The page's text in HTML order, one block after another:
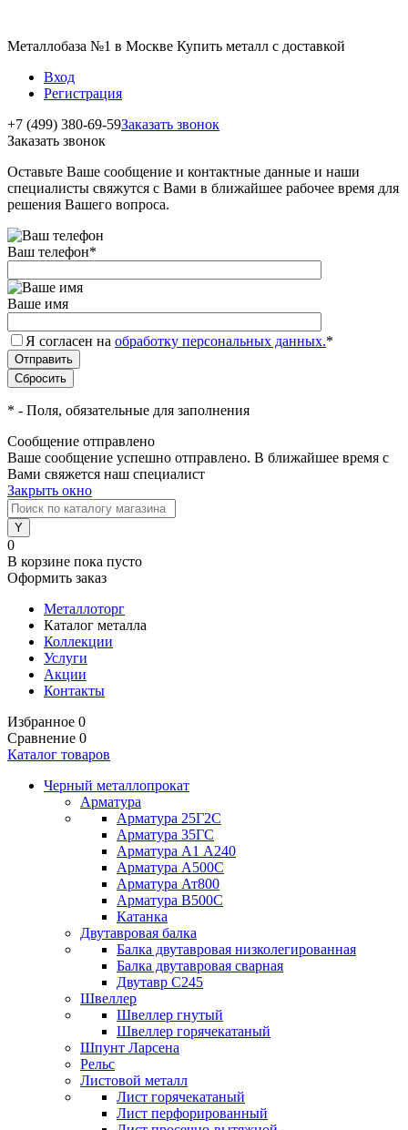
Металлобаза №1 в Москве Купить металл с доставкой
Вход
Регистрация
+7 (499) 380-69-59Заказать звонок
Заказать звонок
Оставьте Ваше сообщение и контактные данные и наши
специалисты свяжутся с Вами в ближайшее рабочее время для
решения Вашего вопроса.
Ваш телефон*
Ваше имя
Я согласен на обработку персональных данных.*
* - Поля, обязательные для заполнения
Сообщение отправлено
Ваше сообщение успешно отправлено. В ближайшее время с
Вами свяжется наш специалист
Закрыть окно
0
В корзине пока пусто
Оформить заказ
Металлоторг
Каталог металла
Коллекции
Услуги
Акции
Контакты
Избранное 0
Сравнение 0
Каталог товаров
Черный металлопрокат
Арматура
Арматура 25Г2С
Арматура 35ГС
Арматура А1 А240
Арматура А500С
Арматура Ат800
Арматура В500С
Катанка
Двутавровая балка
Балка двутавровая низколегированная
Балка двутавровая сварная
Двутавр С245
Швеллер
Швеллер гнутый
Швеллер горячекатаный
Шпунт Ларсена
Рельс
Листовой металл
Лист горячекатаный
Лист перфорированный